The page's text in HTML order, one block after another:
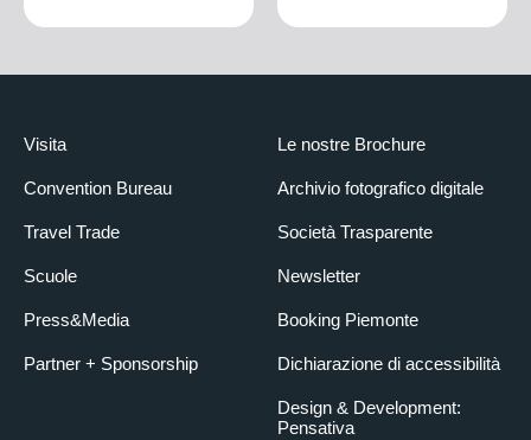
Visita
Convention Bureau
Travel Trade
Scuole
Press&Media
Partner + Sponsorship
Le nostre Brochure
Archivio fotografico digitale
Società Trasparente
Newsletter
Booking Piemonte
Dichiarazione di accessibilità
Design & Development:
Pensativa